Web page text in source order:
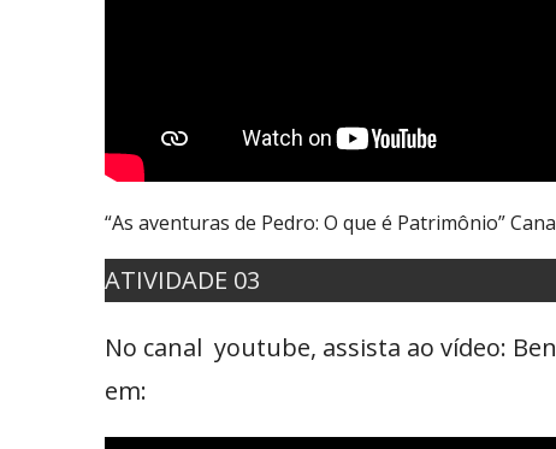
“As aventuras de Pedro: O que é Patrimônio”
ATIVIDADE 03
No canal youtube, assista ao vídeo:
em: